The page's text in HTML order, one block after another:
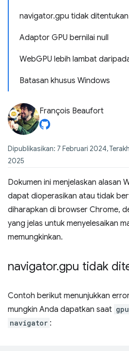
navigator.gpu tidak ditentukan
Adaptor GPU bernilai null
WebGPU lebih lambat
Batasan khusus Windows
François Beaufort
Dipublikasikan: 7 Februari 2024,
2025
Dokumen ini menjelaskan alasan
dapat dioperasikan atau tidak
diharapkan di browser Chrome,
yang jelas untuk menyelesaikan
memungkinkan.
navigator.gpu tidak
Contoh berikut menunjukkan
mungkin Anda dapatkan saat gpu
navigator :